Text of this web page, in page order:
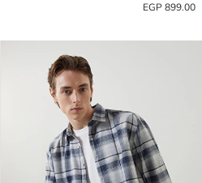
899.00 EGP